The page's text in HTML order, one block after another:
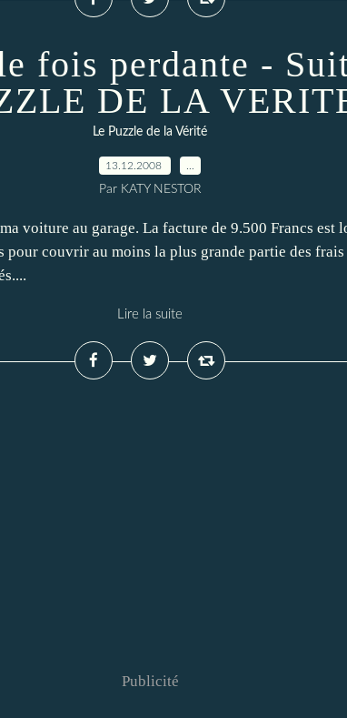
fois perdante -
DE LA
Le Puzzle de la Vérité
13.12.2008
Par KATY NESTOR
voiture au garage. La facture de 9.500 Francs est
pour couvrir au moins la plus grande partie des
Lire la suite
Publicité